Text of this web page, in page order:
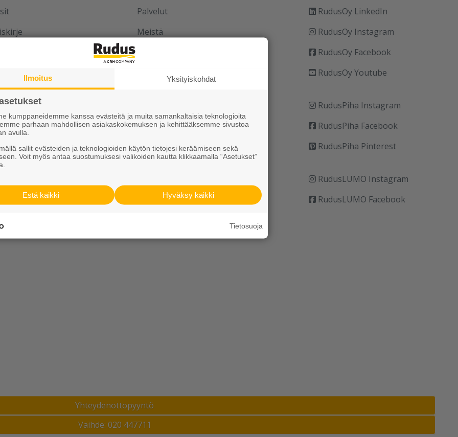
yhdessä
blogi
Palvelut
Meistä
RudusOy LinkedIn
RudusOy Instagram
RudusOy Facebook
RudusOy Youtube
RudusPiha Instagram
RudusPiha Facebook
RudusPiha Pinterest
RudusLUMO Instagram
RudusLUMO Facebook
Yhteydenottopyyntö
Vaihde: 020 447711
Ilmoitus Yksityiskohdat
kumppaneidemme kanssa evästeitä ja muita samankaltaisia teknologioita
parhaan mahdollisen asiakaskokemuksen ja kehittääksemme sivustoa
avulla.
sallit evästeiden ja teknologioiden käytön tietojesi keräämiseen sekä
Voit myös antaa suostumuksesi valikoiden kautta klikkaamalla “Asetukset”
Hyväksy kaikki
Estä kaikki
Tietosuoja